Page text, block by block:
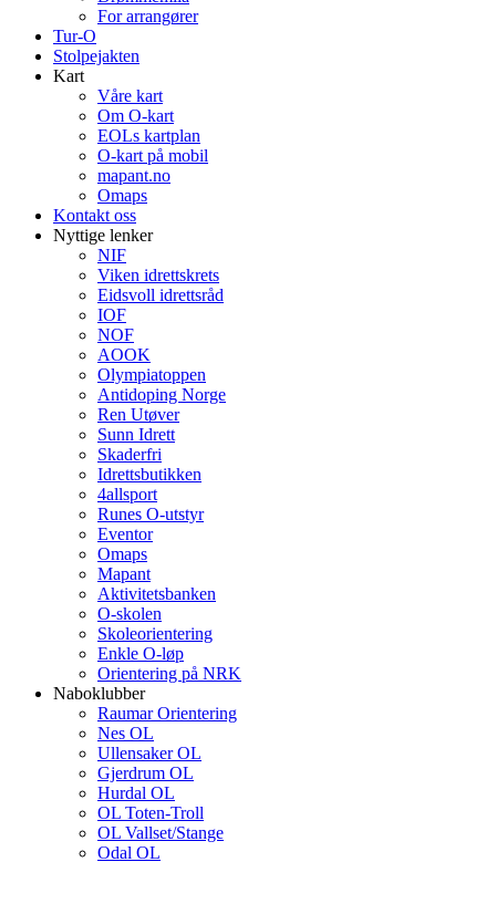
For arrangører
Tur-O
Stolpejakten
Kart
Våre kart
Om O-kart
EOLs kartplan
O-kart på mobil
mapant.no
Omaps
Kontakt oss
Nyttige lenker
NIF
Viken idrettskrets
Eidsvoll idrettsråd
IOF
NOF
AOOK
Olympiatoppen
Antidoping Norge
Ren Utøver
Sunn Idrett
Skaderfri
Idrettsbutikken
4allsport
Runes O-utstyr
Eventor
Omaps
Mapant
Aktivitetsbanken
O-skolen
Skoleorientering
Enkle O-løp
Orientering på NRK
Naboklubber
Raumar Orientering
Nes OL
Ullensaker OL
Gjerdrum OL
Hurdal OL
OL Toten-Troll
OL Vallset/Stange
Odal OL